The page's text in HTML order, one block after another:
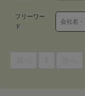
フリーワー
ド